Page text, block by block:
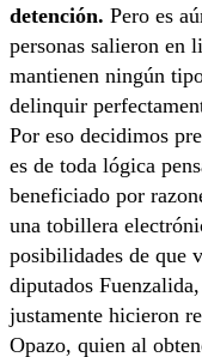
detención. Pero es
personas salieron en
mantienen ningún
delinquir
Por eso decidimos
es de toda lógica
beneficiado por
una tobillera
posibilidades de que
diputados
justamente hicieron
Opazo, quien al